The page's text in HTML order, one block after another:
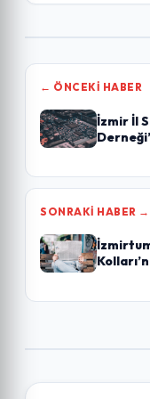
← ÖNCEKI HABER
İzmir İl
SONRAKI HABER →